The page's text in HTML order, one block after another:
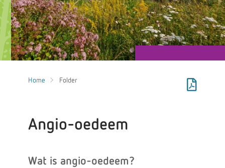
Home Folder
Angio-oedeem
Wat is angio-oedeem?